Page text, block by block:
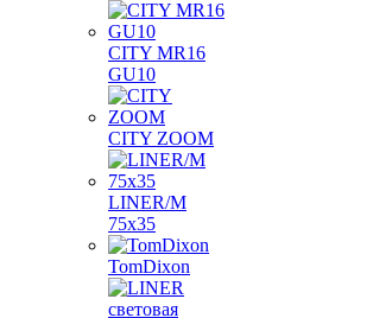
CITY MR16
GU10
CITY ZOOM
LINER/M
75х35
TomDixon